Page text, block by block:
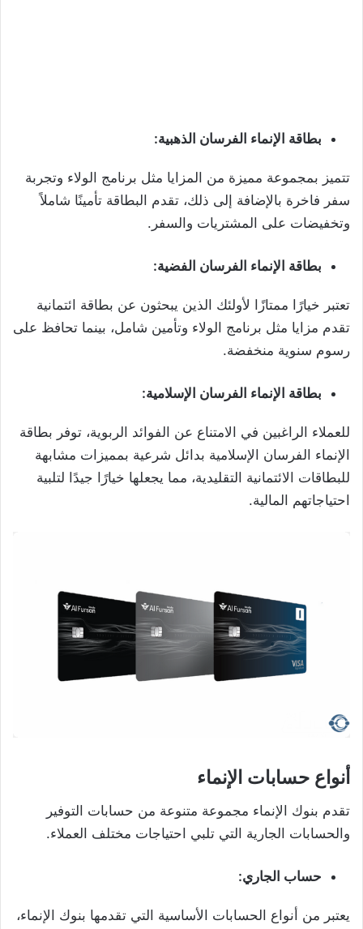
بطاقة الإنماء الفرسان الذهبية:
تتميز بمجموعة مميزة من المزايا مثل برنامج الولاء وتجربة
سفر فاخرة بالإضافة إلى ذلك، تقدم البطاقة تأمينًا شاملاً
وتخفيضات على المشتريات والسفر.
بطاقة الإنماء الفرسان الفضية:
تعتبر خيارًا ممتازًا لأولئك الذين يبحثون عن بطاقة ائتمانية
تقدم مزايا مثل برنامج الولاء وتأمين شامل، بينما تحافظ على
رسوم سنوية منخفضة.
بطاقة الإنماء الفرسان الإسلامية:
للعملاء الراغبين في الامتناع عن الفوائد الربوية، توفر بطاقة
الإنماء الفرسان الإسلامية بدائل شرعية بمميزات مشابهة
للبطاقات الائتمانية التقليدية، مما يجعلها خيارًا جيدًا لتلبية
احتياجاتهم المالية.
أنواع حسابات الإنماء
تقدم بنوك الإنماء مجموعة متنوعة من حسابات التوفير
والحسابات الجارية التي تلبي احتياجات مختلف العملاء.
حساب الجاري:
يعتبر من أنواع الحسابات الأساسية التي تقدمها بنوك الإنماء،